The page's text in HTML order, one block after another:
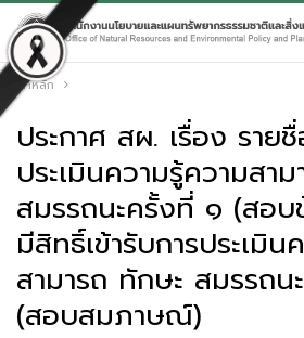
หน้าหลัก
ประกาศ สผ. เรื่อง ราย
ประเมินความรู้ความสา
สมรรถนะครั้งที่ ๑ (สอบ
มีสิทธิ์เข้ารับการประเมิน
สามารถ ทักษะ สมรรถ
(สอบสมภาษณ์)